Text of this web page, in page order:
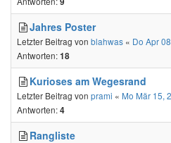
Jahres Poster
Letzter Beitrag von blahwas « Do Apr
Antworten:18
Kurioses am Wegesrand
Letzter Beitrag von prami « Mo Mär 15,
Antworten:4
Rangliste